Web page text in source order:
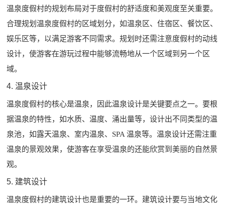
温泉度假村的规划布局对于度假村的舒适度和美观度至关重要。
合理规划温泉度假村的区域划分，如温泉区、住宿区、餐饮区、
娱乐区等，以满足游客不同需求。规划时还需注意度假村的动线
设计，使游客在游玩过程中能够流畅地从一个区域到另一个区
域。
4. 温泉设计
温泉度假村的核心是温泉，因此温泉设计是关键要点之一。要根
据温泉的特性，如水质、温度、涌出量等，设计出不同类型的温
泉池，如露天温泉、室内温泉、SPA 温泉等。温泉设计还需注重
温泉的景观效果，使游客在享受温泉的还能欣赏到美丽的自然景
观。
5. 建筑设计
温泉度假村的建筑设计也是重要的一环。建筑设计要与当地文化